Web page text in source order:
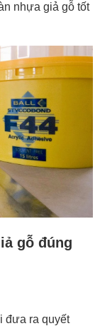
nhựa giả gỗ tốt
gỗ đúng
đưa ra quyết